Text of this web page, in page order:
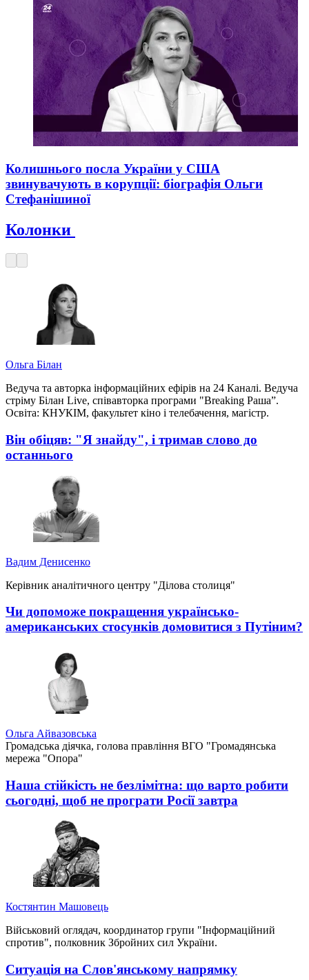
Колишнього посла України у США
звинувачують в корупції: біографія Ольги
Стефанішиної
Колонки
Ольга Білан
Ведуча та авторка інформаційних ефірів на 24 Каналі. Ведуча
стріму Білан Live, співавторка програми "Breaking Раша”.
Освіта: КНУКІМ, факультет кіно і телебачення, магістр.
Він обіцяв: "Я знайду", і тримав слово до
останнього
Вадим Денисенко
Керівник аналітичного центру "Ділова столиця"
Чи допоможе покращення українсько-
американських стосунків домовитися з Путіним?
Ольга Айвазовська
Громадська діячка, голова правління ВГО "Громадянська
мережа "Опора"
Наша стійкість не безлімітна: що варто робити
сьогодні, щоб не програти Росії завтра
Костянтин Машовець
Військовий оглядач, координатор групи "Інформаційний
спротив", полковник Збройних сил України.
Ситуація на Слов'янському напрямку